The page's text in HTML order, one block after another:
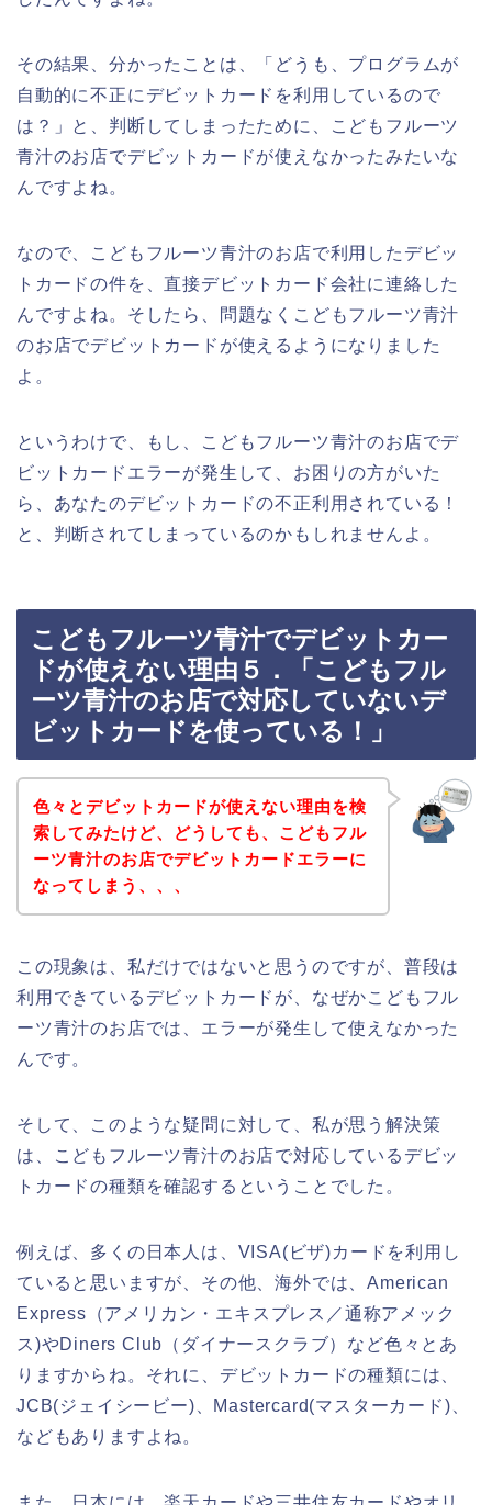
その結果、分かったことは、「どうも、プログラムが
自動的に不正にデビットカードを利用しているので
は？」と、判断してしまったために、こどもフルーツ
青汁のお店でデビットカードが使えなかったみたいな
んですよね。
なので、こどもフルーツ青汁のお店で利用したデビッ
トカードの件を、直接デビットカード会社に連絡した
んですよね。そしたら、問題なくこどもフルーツ青汁
のお店でデビットカードが使えるようになりました
よ。
というわけで、もし、こどもフルーツ青汁のお店でデ
ビットカードエラーが発生して、お困りの方がいた
ら、あなたのデビットカードの不正利用されている！
と、判断されてしまっているのかもしれませんよ。
こどもフルーツ青汁でデビットカー
ドが使えない理由５．「こどもフル
ーツ青汁のお店で対応していないデ
ビットカードを使っている！」
色々とデビットカードが使えない理由を検
索してみたけど、どうしても、こどもフル
ーツ青汁のお店でデビットカードエラーに
なってしまう、、、
この現象は、私だけではないと思うのですが、普段は
利用できているデビットカードが、なぜかこどもフル
ーツ青汁のお店では、エラーが発生して使えなかった
んです。
そして、このような疑問に対して、私が思う解決策
は、こどもフルーツ青汁のお店で対応しているデビッ
トカードの種類を確認するということでした。
例えば、多くの日本人は、VISA(ビザ)カードを利用し
ていると思いますが、その他、海外では、American
Express（アメリカン・エキスプレス／通称アメック
ス)やDiners Club（ダイナースクラブ）など色々とあ
りますからね。それに、デビットカードの種類には、
JCB(ジェイシービー)、Mastercard(マスターカード)、
などもありますよね。